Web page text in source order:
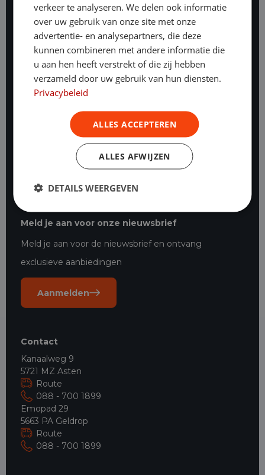
117 beoordelingen
Al ruim 25 jaar staan onze vakexperts dag en nacht
voor je klaar.
Onze mogelijkheden
Financial lease
Operational lease
Hoe werkt operational lease?
Financial lease bedrijfswagens
Bedrijfswagen leasen starters
Leasen & BKR
Meld je aan voor onze nieuwsbrief
Meld je aan voor de nieuwsbrief en ontvang
exclusieve aanbiedingen
Aanmelden
Contact
Kanaalweg 9
5721 MZ Asten
Route
088 - 700 1899
Emopad 29
5663 PA Geldrop
Route
088 - 700 1899
verkeer te analyseren. We delen ook informatie
over uw gebruik van onze site met onze
advertentie- en analysepartners, die deze
kunnen combineren met andere informatie die
u aan hen heeft verstrekt of die zij hebben
verzameld door uw gebruik van hun diensten.
Privacybeleid
ALLES ACCEPTEREN
ALLES AFWIJZEN
DETAILS WEERGEVEN